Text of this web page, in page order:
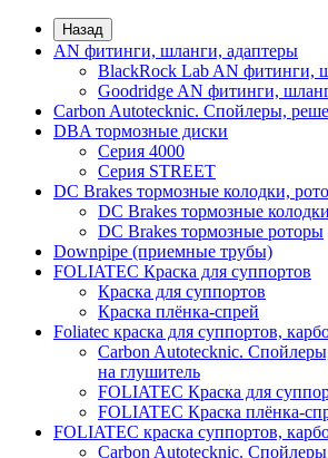
Назад
AN фитинги, шланги, адаптеры
BlackRock Lab AN фитинги,
Goodridge AN фитинги,
Carbon Autotecknic. Спойлеры,
DBA тормозные диски
Серия 4000
Серия STREET
DC Brakes тормозные колодки,
DC Brakes тормозные колодки
DC Brakes тормозные роторы
Downpipe (приемные трубы)
FOLIATEC Краска для суппортов
Краска для суппортов
Краска плёнка-спрей
Foliatec краска для суппортов,
Carbon Autotecknic.
на глушитель
FOLIATEC Краска для
FOLIATEC Краска плёнка-
FOLIATEC краска суппортов,
Carbon Autotecknic.